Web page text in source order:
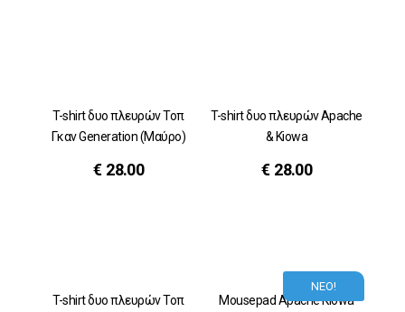
T-shirt δυο πλευρών Τοπ
Γκαν Generation (Μαύρο)
€ 28.00
T-shirt δυο πλευρών Αpache
& Kiowa
€ 28.00
T-shirt δυο πλευρών Τοπ
ΝΕΟ!
Mousepad Apache Kiowa